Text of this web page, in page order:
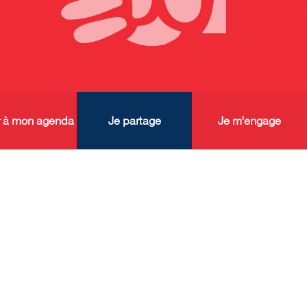
mon agenda Je partage Je m'engage